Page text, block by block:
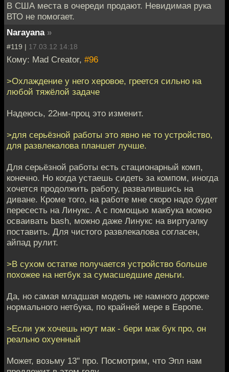
В США места в очереди продают. Невидимая рука
ВТО не помогает.
Narayana »
#119 | 17.03.12 14:18
Кому: Mad Creator, #96
>Охлаждение у него херовое, греется сильно на
любой тяжёлой задаче
Надеюсь, 22нм-проц это изменит.
>для серьёзной работы это явно не то устройство,
для развлекалова планшет лучше.
Для серьёзной работы есть стационарный комп,
конечно. Но когда устаешь сидеть за компом, иногда
хочется продолжить работу, развалившись на
диване. Кроме того, на работе мне скоро надо будет
пересесть на Линукс. А с помощью макбука можно
осваивать bash, можно даже Линукс на виртуалку
поставить. Для чистого развлекалова согласен,
айпад рулит.
>В сухом остатке получается устройство больше
похожее на нетбук за сумасшедшие деньги.
Да, но самая младшая модель не намного дороже
нормального нетбука, по крайней мере в Европе.
>Если уж хочешь ноут мак - бери мак бук про, он
реально охуенный
Может, возьму 13" про. Посмотрим, что Эпл нам